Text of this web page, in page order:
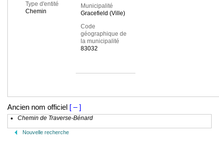
Type d'entité
Chemin
Municipalité
Gracefield (Ville)
Code
géographique de
la municipalité
83032
Ancien nom officiel [ – ]
Chemin de Traverse-Bénard
Nouvelle recherche